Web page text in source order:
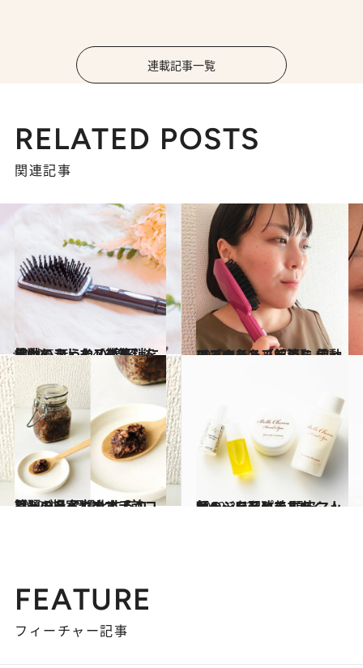
連載記事一覧
RELATED POSTS
関連記事
2022.5.1
電動のフェイスブラシを使って ほうれい線解消に 挑戦しました【後篇】
ビューティ＆ヘルス 2022.4.24
アゴのたるみ解消に 電動のフェイスブラシを 使ってみました【前篇】
ビューティ＆ヘルス
2022.4.3
話題のハイカカオチョコレートを 習慣化するコツ、ご提案します【前篇】
ビューティ＆ヘルス 2022.3.13
額のシワを改善すべく 人気ヘッドスパで 頭皮マッサージを習いました
ビューティ＆ヘルス
FEATURE
フィーチャー記事